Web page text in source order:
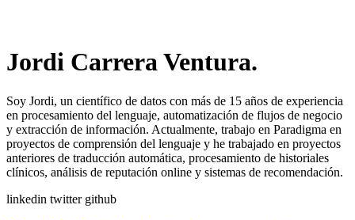
Jordi Carrera Ventura.
Soy Jordi, un científico de datos con más de 15 años de experiencia
en procesamiento del lenguaje, automatización de flujos de negocio
y extracción de información. Actualmente, trabajo en Paradigma en
proyectos de comprensión del lenguaje y he trabajado en proyectos
anteriores de traducción automática, procesamiento de historiales
clínicos, análisis de reputación online y sistemas de recomendación.
linkedin twitter github